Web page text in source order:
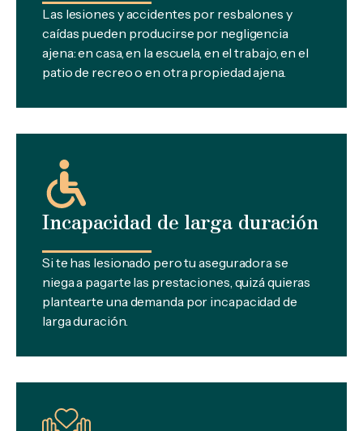
Las lesiones y accidentes por resbalones y
caídas pueden producirse por negligencia
ajena: en casa, en la escuela, en el trabajo, en el
patio de recreo o en otra propiedad ajena.
Incapacidad de larga duración
Si te has lesionado pero tu aseguradora se
niega a pagarte las prestaciones, quizá quieras
plantearte una demanda por incapacidad de
larga duración.